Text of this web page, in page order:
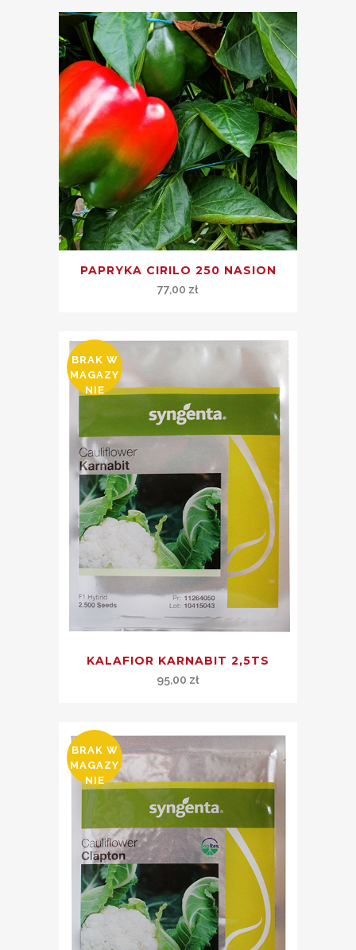
PAPRYKA CIRILO 250 NASION
77,00 zł
BRAK W
MAGAZY
NIE
KALAFIOR KARNABIT 2,5TS
95,00 zł
BRAK W
MAGAZY
NIE